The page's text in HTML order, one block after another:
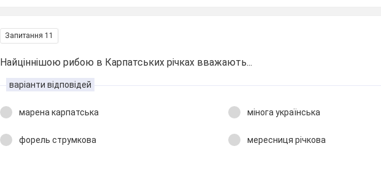
Запитання 11
Найціннішою рибою в Карпатських річках вважають...
варіанти відповідей
марена карпатська мінога українська
форель струмкова мересниця річкова